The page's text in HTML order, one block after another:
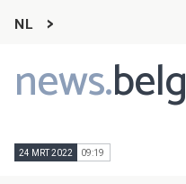
NL
news.
Main
navigation
24 MRT 2022 09:19